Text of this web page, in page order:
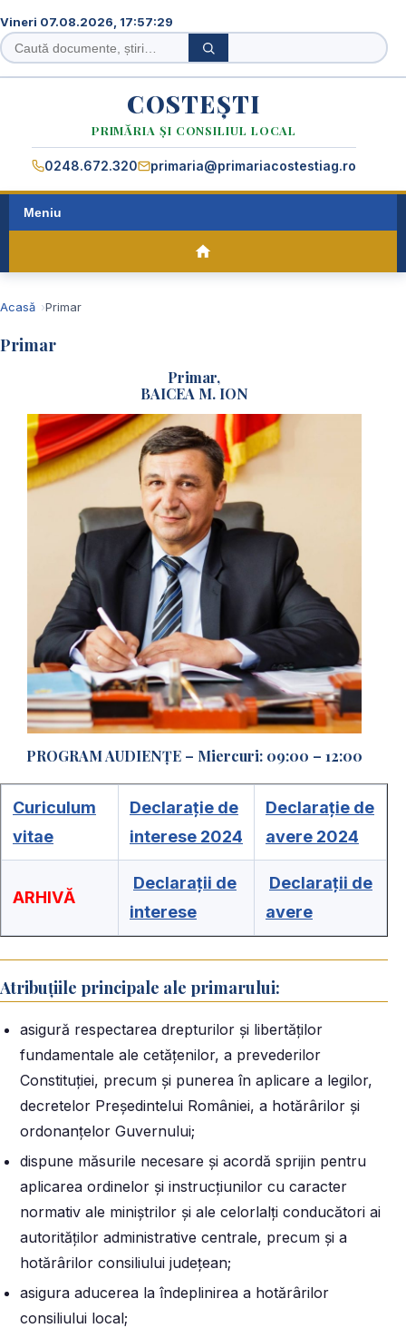
Vineri 07.08.2026, 17:57:30
Caută
în
Caută
COSTEȘTI
PRIMĂRIA ȘI CONSILIUL LOCAL
0248.672.320 primaria@primariacostestiag.ro
Meniu
Acasă Primar
Primar
Primar,
BAICEA M. ION
PROGRAM AUDIENȚE – Miercuri: 09:00 – 12:00
Curiculum
vitae
Declarație de
interese 2024
Declarație de
avere 2024
ARHIVĂ
Declarații de
interese
Declarații de
avere
Atribuțiile principale ale primarului:
asigură respectarea drepturilor și libertăților
fundamentale ale cetățenilor, a prevederilor
Constituției, precum și punerea în aplicare a legilor,
decretelor Președintelui României, a hotărârilor și
ordonanțelor Guvernului;
dispune măsurile necesare și acordă sprijin pentru
aplicarea ordinelor și instrucțiunilor cu caracter
normativ ale miniștrilor și ale celorlalți conducători ai
autorităților administrative centrale, precum și a
hotărârilor consiliului județean;
asigura aducerea la îndeplinirea a hotărârilor
consiliului local;